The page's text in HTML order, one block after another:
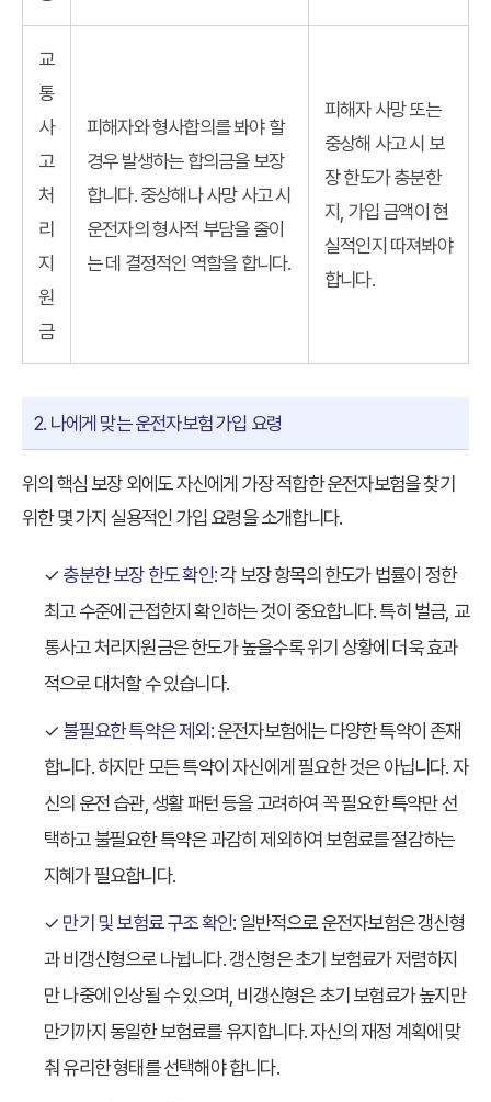
교
통
사
고
처
리
지
원
금
피해자와 형사합의를 봐야 할
경우 발생하는 합의금을 보장
합니다. 중상해나 사망 사고 시
운전자의 형사적 부담을 줄이
는 데 결정적인 역할을 합니다.
피해자 사망 또는
중상해 사고 시 보
장 한도가 충분한
지, 가입 금액이 현
실적인지 따져봐야
합니다.
2. 나에게 맞는 운전자보험 가입 요령
위의 핵심 보장 외에도 자신에게 가장 적합한 운전자보험을 찾기
위한 몇 가지 실용적인 가입 요령을 소개합니다.
✓ 충분한 보장 한도 확인:각 보장 항목의 한도가 법률이 정한
최고 수준에 근접한지 확인하는 것이 중요합니다. 특히 벌금, 교
통사고 처리지원금은 한도가 높을수록 위기 상황에 더욱 효과
적으로 대처할 수 있습니다.
✓ 불필요한 특약은 제외:운전자보험에는 다양한 특약이 존재
합니다. 하지만 모든 특약이 자신에게 필요한 것은 아닙니다. 자
신의 운전 습관, 생활 패턴 등을 고려하여 꼭 필요한 특약만 선
택하고 불필요한 특약은 과감히 제외하여 보험료를 절감하는
지혜가 필요합니다.
✓ 만기 및 보험료 구조 확인: 일반적으로 운전자보험은 갱신형
과 비갱신형으로 나뉩니다. 갱신형은 초기 보험료가 저렴하지
만 나중에 인상될 수 있으며, 비갱신형은 초기 보험료가 높지만
만기까지 동일한 보험료를 유지합니다. 자신의 재정 계획에 맞
춰 유리한 형태를 선택해야 합니다.